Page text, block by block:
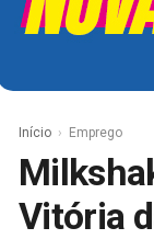
Início Emprego
Vitória